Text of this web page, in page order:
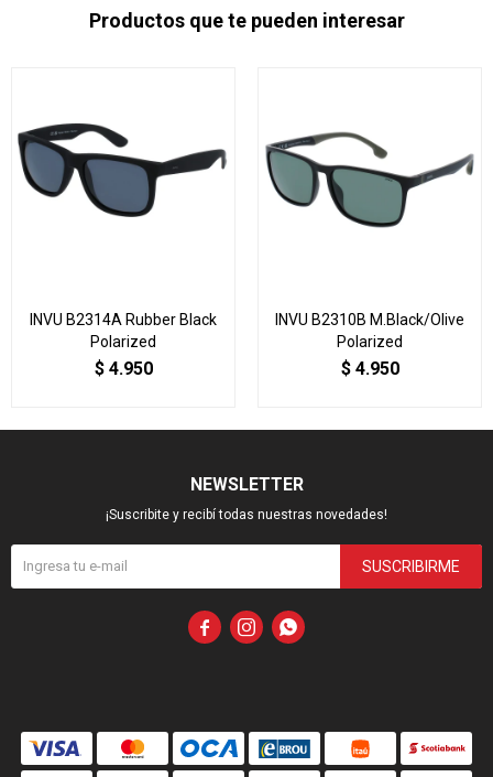
Productos que te pueden interesar
INVU B2314A Rubber Black
Polarized
$ 4.950
INVU B2310B M.Black/Olive
Polarized
$ 4.950
NEWSLETTER
¡Suscribite y recibí todas nuestras novedades!
SUSCRIBIRME
  